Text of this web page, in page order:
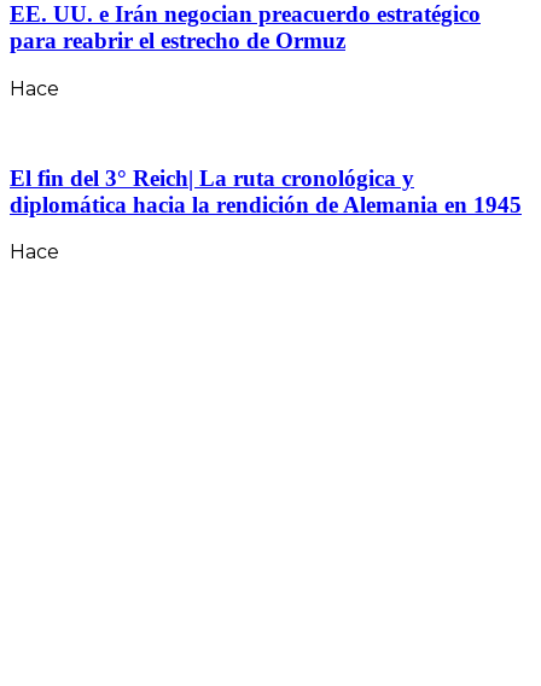
EE. UU. e Irán negocian preacuerdo estratégico
para reabrir el estrecho de Ormuz
Hace
El fin del 3° Reich| La ruta cronológica y
diplomática hacia la rendición de Alemania en 1945
Hace